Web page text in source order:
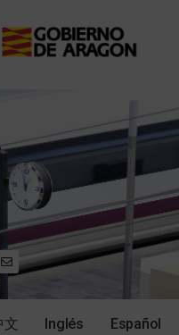
文 Inglés Español